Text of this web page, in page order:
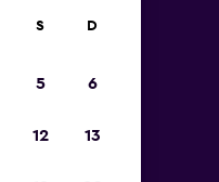
S D
5 6
12 13